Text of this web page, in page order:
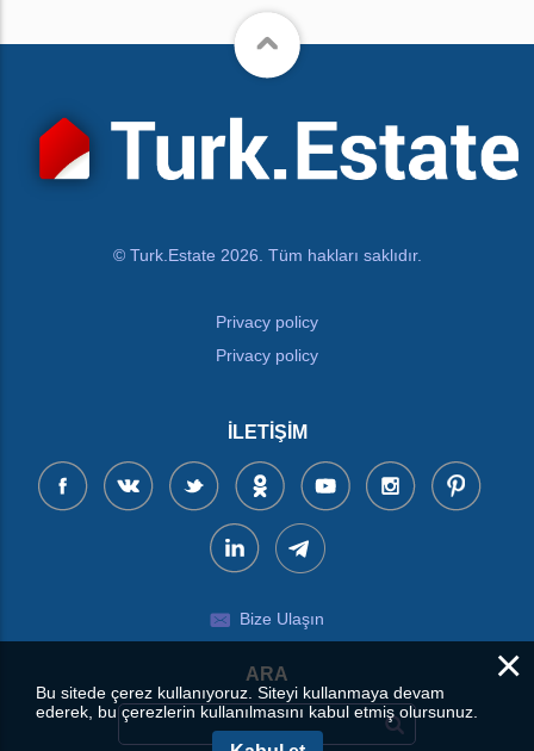
© Turk.Estate 2026. Tüm hakları saklıdır.
Privacy policy
Privacy policy
İLETIŞIM
Bize Ulaşın
ARA ×
Bu sitede çerez kullanıyoruz. Siteyi kullanmaya devam
ederek, bu çerezlerin kullanılmasını kabul etmiş olursunuz.